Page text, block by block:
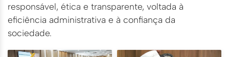
responsável, ética e transparente, voltada à
eficiência administrativa e à confiança da
sociedade.